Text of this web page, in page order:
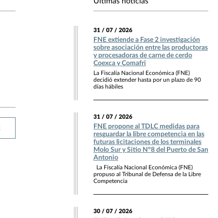
31 / 07 / 2026
FNE extiende a Fase 2 investigación
sobre asociación entre las productoras
y procesadoras de carne de cerdo
Coexca y Comafri
La Fiscalía Nacional Económica (FNE)
decidió extender hasta por un plazo de 90
días hábiles
31 / 07 / 2026
FNE propone al TDLC medidas para
resguardar la libre competencia en las
futuras licitaciones de los terminales
Molo Sur y Sitio N°8 del Puerto de San
Antonio
La Fiscalía Nacional Económica (FNE)
propuso al Tribunal de Defensa de la Libre
Competencia
30 / 07 / 2026